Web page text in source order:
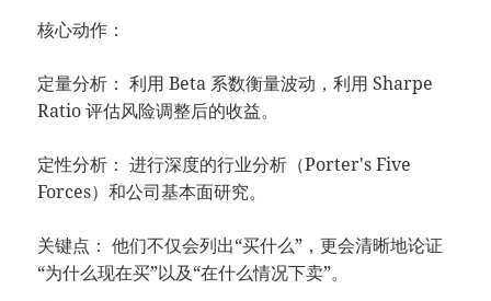
核心动作：
定量分析： 利用 Beta 系数衡量波动，利用 Sharpe
Ratio 评估风险调整后的收益。
定性分析： 进行深度的行业分析（Porter's Five
Forces）和公司基本面研究。
关键点： 他们不仅会列出“买什么”，更会清晰地论证
“为什么现在买”以及“在什么情况下卖”。